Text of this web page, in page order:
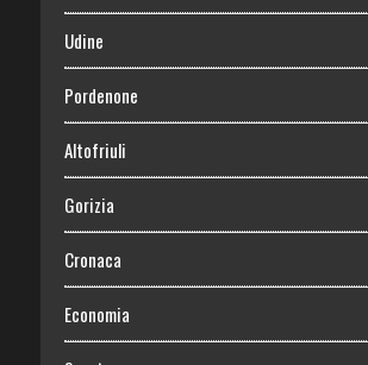
Udine
Pordenone
Altofriuli
Gorizia
Cronaca
Economia